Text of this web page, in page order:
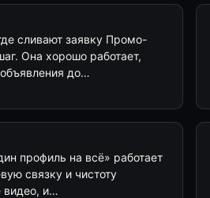
сливают заявку Промо-
Она хорошо работает,
до…
профиль на всё» работает
связку и чистоту
видео, и…